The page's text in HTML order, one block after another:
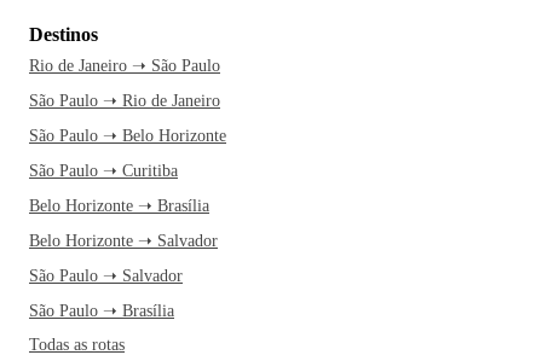
Destinos
Rio de Janeiro ➝ São Paulo
São Paulo ➝ Rio de Janeiro
São Paulo ➝ Belo Horizonte
São Paulo ➝ Curitiba
Belo Horizonte ➝ Brasília
Belo Horizonte ➝ Salvador
São Paulo ➝ Salvador
São Paulo ➝ Brasília
Todas as rotas